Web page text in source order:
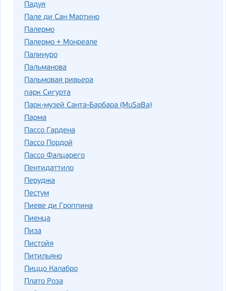
Падуя
Пале ди Сан Мартино
Палермо
Палермо + Монреале
Палинуро
Пальманова
Пальмовая ривьера
парк Сигурта
Парк-музей Санта-Барбара (MuSaBa)
Парма
Пассо Гардена
Пассо Пордой
Пассо Фалцарего
Пентидаттило
Перуджа
Пестум
Пиеве ди Гроппина
Пиенца
Пиза
Пистойя
Питильяно
Пиццо Калабро
Плато Роза